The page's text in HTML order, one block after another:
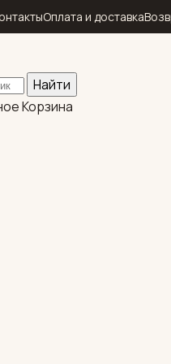
Оплата и доставка
Найти
Корзина